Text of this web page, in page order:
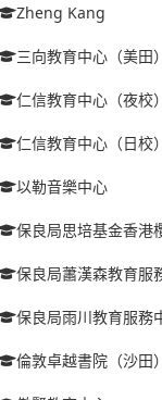
Zheng Kang
三向教育中心（美田）
仁信教育中心（夜校）
仁信教育中心（日校）
以勒音樂中心
保良局思培基金香港
保良局蕭漢森教育服
保良局雨川教育服務
倫敦卓越書院（沙田）